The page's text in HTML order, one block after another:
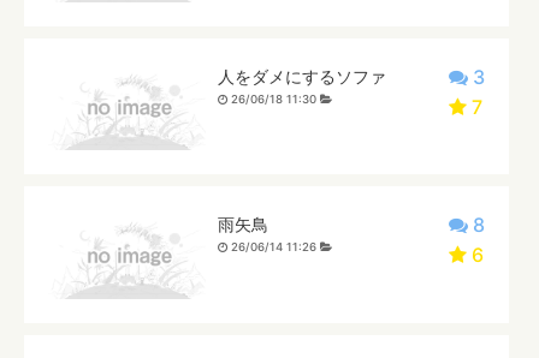
3
7
人をダメにするソファ
26/06/18 11:30
8
6
雨矢鳥
26/06/14 11:26